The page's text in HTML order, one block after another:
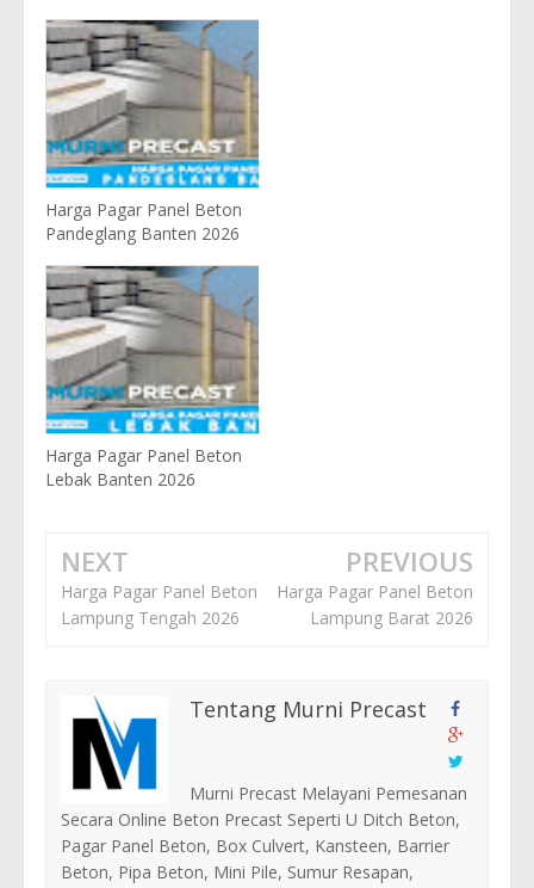
Harga Pagar Panel Beton
Pandeglang Banten 2026
Harga Pagar Panel Beton
Lebak Banten 2026
NEXT
Harga Pagar Panel Beton
Lampung Tengah 2026
PREVIOUS
Harga Pagar Panel Beton
Lampung Barat 2026
Tentang Murni Precast
Murni Precast Melayani Pemesanan
Secara Online Beton Precast Seperti U Ditch Beton,
Pagar Panel Beton, Box Culvert, Kansteen, Barrier
Beton, Pipa Beton, Mini Pile, Sumur Resapan,